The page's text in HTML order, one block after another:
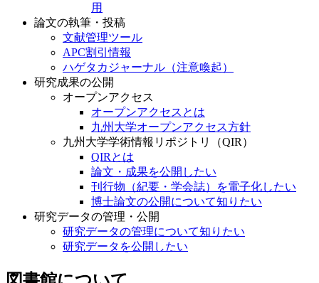
用
論文の執筆・投稿
文献管理ツール
APC割引情報
ハゲタカジャーナル（注意喚起）
研究成果の公開
オープンアクセス
オープンアクセスとは
九州大学オープンアクセス方針
九州大学学術情報リポジトリ（QIR）
QIRとは
論文・成果を公開したい
刊行物（紀要・学会誌）を電子化したい
博士論文の公開について知りたい
研究データの管理・公開
研究データの管理について知りたい
研究データを公開したい